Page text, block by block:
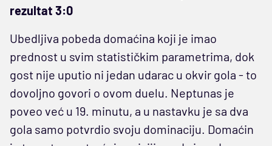
rezultat 3:0
Ubedljiva pobeda domaćina koji je imao
prednost u svim statističkim parametrima, dok
gost nije uputio ni jedan udarac u okvir gola - to
dovoljno govori o ovom duelu. Neptunas je
poveo već u 19. minutu, a u nastavku je sa dva
gola samo potvrdio svoju dominaciju. Domaćin